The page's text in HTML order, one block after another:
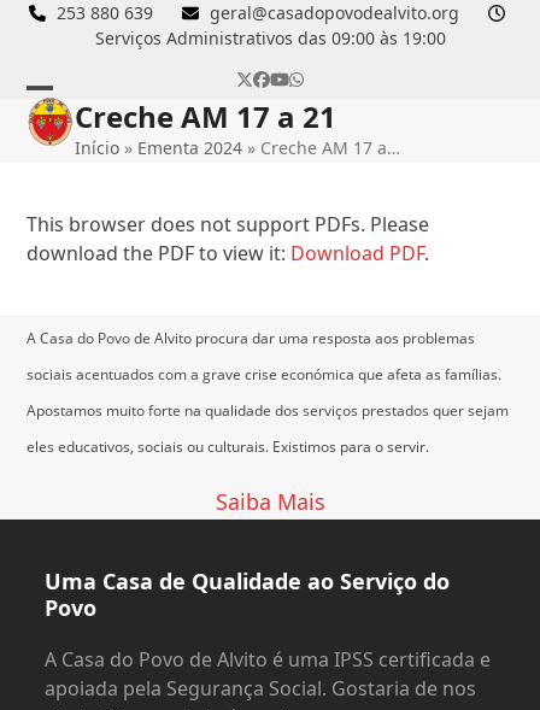
Skip
253 880 639
geral@casadopovodealvito.org
Serviços Administrativos das 09:00 às 19:00
Twitter
Facebook
YouTube
Whatsapp
Open
mobile
Close
mobile
Creche AM 17 a 21
Início » Ementa 2024 » Creche AM 17 a…
This browser does not support PDFs. Please
download the PDF to view it: Download PDF.
A Casa do Povo de Alvito procura dar uma resposta aos problemas
sociais acentuados com a grave crise económica que afeta as famílias.
Apostamos muito forte na qualidade dos serviços prestados quer sejam
eles educativos, sociais ou culturais. Existimos para o servir.
Saiba Mais
Uma Casa de Qualidade ao Serviço do
Povo
A Casa do Povo de Alvito é uma IPSS certificada e
apoiada pela Segurança Social. Gostaria de nos